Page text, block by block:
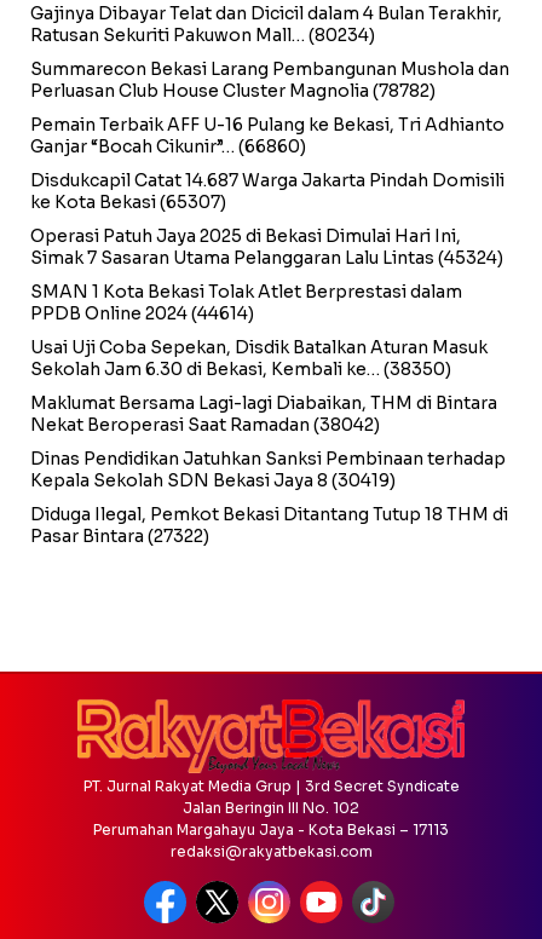
Gajinya Dibayar Telat dan Dicicil dalam 4 Bulan Terakhir,
Ratusan Sekuriti Pakuwon Mall… (80234)
Summarecon Bekasi Larang Pembangunan Mushola dan
Perluasan Club House Cluster Magnolia (78782)
Pemain Terbaik AFF U-16 Pulang ke Bekasi, Tri Adhianto
Ganjar “Bocah Cikunir”… (66860)
Disdukcapil Catat 14.687 Warga Jakarta Pindah Domisili
ke Kota Bekasi(65307)
Operasi Patuh Jaya 2025 di Bekasi Dimulai Hari Ini,
Simak 7 Sasaran Utama Pelanggaran Lalu Lintas (45324)
SMAN 1 Kota Bekasi Tolak Atlet Berprestasi dalam
PPDB Online 2024(44614)
Usai Uji Coba Sepekan, Disdik Batalkan Aturan Masuk
Sekolah Jam 6.30 di Bekasi, Kembali ke… (38350)
Maklumat Bersama Lagi-lagi Diabaikan, THM di Bintara
Nekat Beroperasi Saat Ramadan (38042)
Dinas Pendidikan Jatuhkan Sanksi Pembinaan terhadap
Kepala Sekolah SDN Bekasi Jaya 8 (30419)
Diduga Ilegal, Pemkot Bekasi Ditantang Tutup 18 THM di
Pasar Bintara (27322)
PT. Jurnal Rakyat Media Grup | 3rd Secret Syndicate
Jalan Beringin III No. 102
Perumahan Margahayu Jaya - Kota Bekasi – 17113
redaksi@rakyatbekasi.com